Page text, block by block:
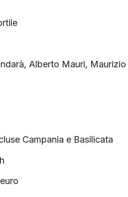
Alberto Mauri,
Campania e Basilicata